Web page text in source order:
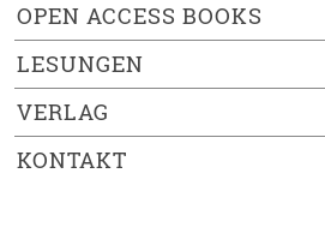
OPEN ACCESS BOOKS
LESUNGEN
VERLAG
KONTAKT